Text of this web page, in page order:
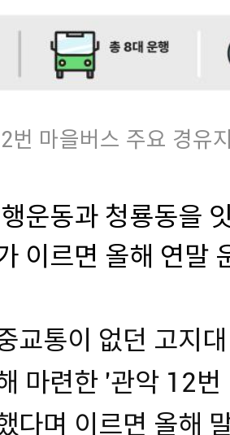
번 마을버스 주요 경유
운동과 청룡동을
이르면 올해 연말
교통이 없던 고지
마련한 '관악 12
다며 이르면 올해